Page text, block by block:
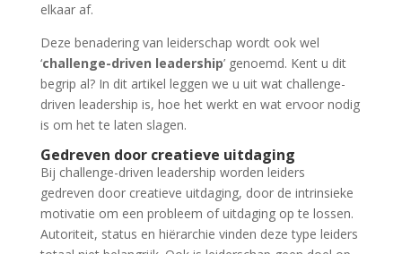
elkaar af.
Deze benadering van leiderschap wordt ook wel
‘challenge-driven leadership’ genoemd. Kent u dit
begrip al? In dit artikel leggen we u uit wat challenge-
driven leadership is, hoe het werkt en wat ervoor nodig
is om het te laten slagen.
Gedreven door creatieve uitdaging
Bij challenge-driven leadership worden leiders
gedreven door creatieve uitdaging, door de intrinsieke
motivatie om een probleem of uitdaging op te lossen.
Autoriteit, status en hiërarchie vinden deze type leiders